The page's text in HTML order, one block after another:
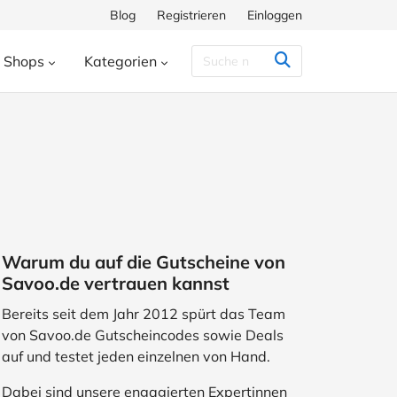
Blog Registrieren Einloggen
Shops
TUI WeightWatchers
Kategorien
Haustierbedarf
Sport Studenten
Wohnen & Garten
Warum du auf die Gutscheine von
Savoo.de vertrauen kannst
Bereits seit dem Jahr 2012 spürt das Team
von Savoo.de Gutscheincodes sowie Deals
auf und testet jeden einzelnen von Hand.
Dabei sind unsere engagierten Expertinnen